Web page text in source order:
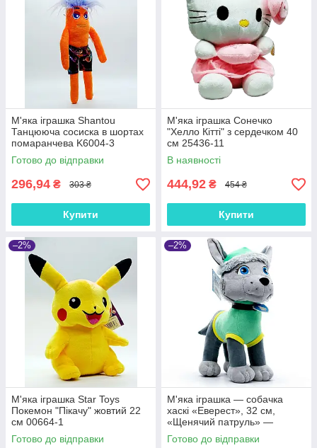
М'яка іграшка Shantou
Танцююча сосиска в шортах
помаранчева K6004-3
Готово до відправки
296,94 ₴ 303 ₴
Купити
М'яка іграшка Сонечко
"Хелло Кітті" з сердечком 40
см 25436-11
В наявності
444,92 ₴ 454 ₴
Купити
–2%
М'яка іграшка Star Toys
Покемон "Пікачу" жовтий 22
см 00664-1
Готово до відправки
–2%
М'яка іграшка — собачка
хаскі «Еверест», 32 см,
«Щенячий патруль» —
плюшева героїня для дітей
від 3 років, арт. 00112-122
Готово до відправки